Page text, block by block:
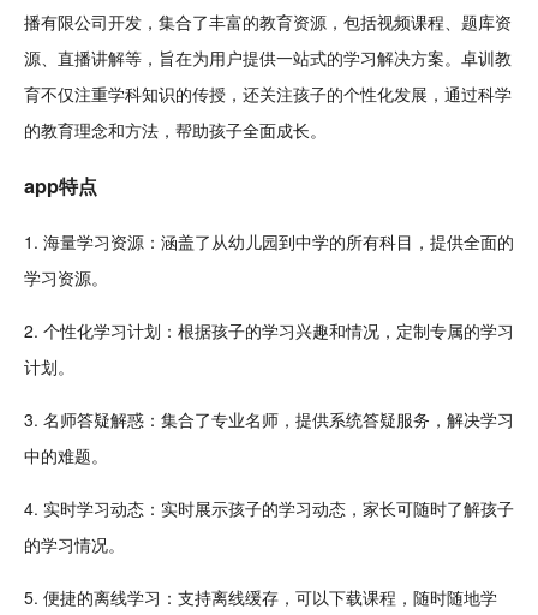
播有限公司开发，集合了丰富的教育资源 ，包括视频课程、题库资
源、 直播讲解等，旨在为用户提供一站式的学习解决方案。卓训教
育不仅注重学科知识的传授，还关注孩子的个性化发展 ，通过科学
的教育理念和方法，帮助孩子全面成长。
app特点
1. 海量学习资源：涵盖了从幼儿园到中学的所有科目，提供全面的
学习资源。
2. 个性化学习计划 ：根据孩子的学习兴趣和情况， 定制专属的学习
计划。
3. 名师答疑解惑：集合了专业名师，提供系统答疑服务，解决学习
中的难题。
4. 实时学习动态：实时展示孩子的学习动态，家长可随时了解孩子
的学习情况。
5. 便捷的离线学习：支持离线缓存，可以下载课程，随时随地学